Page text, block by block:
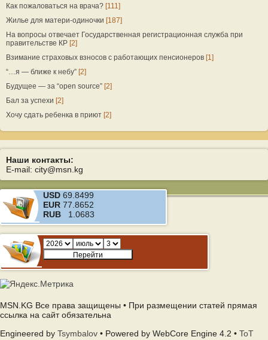
Как пожаловаться на врача? [111]
Жилье для матери-одиночки [187]
На вопросы отвечает Государственная регистрационная служба при
правительстве КР [2]
Взимание страховых взносов с работающих пенсионеров [1]
“…я — ближе к небу” [2]
Будущее — за “open source” [2]
Бал за успехи [2]
Хочу сдать ребенка в приют [2]
Наши контакты:
E-mail: city@msn.kg
USD 69.8499
EUR 77.8652
RUB 1.0683
MSN.KG Все права защищены • При размещении статей прямая
ссылка на сайт обязательна
Engineered by Tsymbalov • Powered by WebCore Engine 4.2 • ToT